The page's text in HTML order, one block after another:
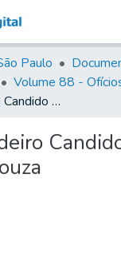
&
Coleções
Tudo na
Biblioteca
Estatísticas
Paulo
Para o Brigadeiro Candido Xavier de Almeida e Souza